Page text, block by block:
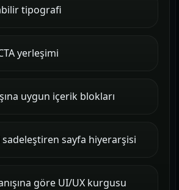
tipografi
yerleşimi
uygun içerik blokları
sayfa hiyerarşisi
göre UI/UX kurgusu